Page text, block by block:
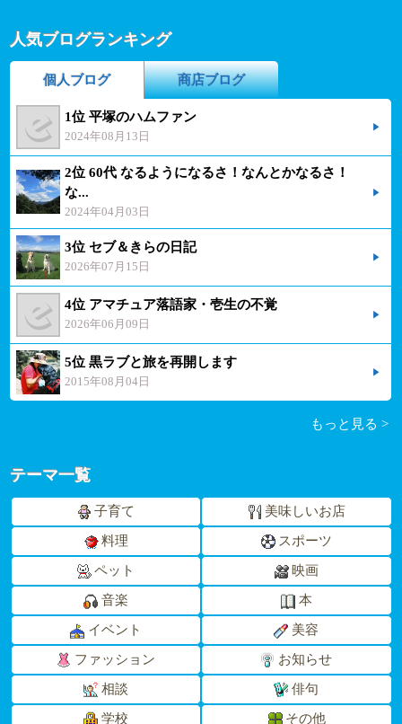
人気ブログランキング
個人ブログ 商店ブログ
1位 平塚のハムファン
2024年08月13日
2位 60代 なるようになるさ！なんとかなるさ！
な...
2024年04月03日
3位 セブ＆きらの日記
2026年07月15日
4位 アマチュア落語家・壱生の不覚
2026年06月09日
5位 黒ラブと旅を再開します
2015年08月04日
もっと見る >
テーマ一覧
子育て 美味しいお店
料理 スポーツ
ペット 映画
音楽 本
イベント 美容
ファッション お知らせ
相談 俳句
学校 その他